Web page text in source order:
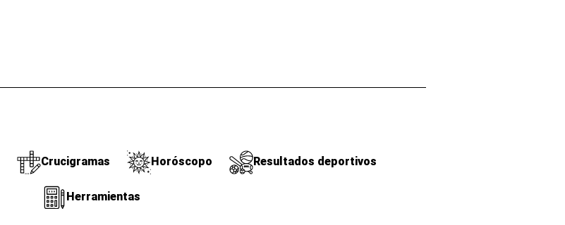
Crucigramas Horóscopo Resultados deportivos
Herramientas